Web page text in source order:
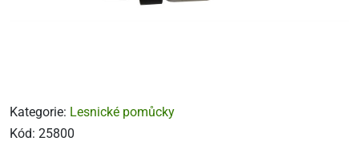
Kategorie: Lesnické pomůcky
Kód: 25800